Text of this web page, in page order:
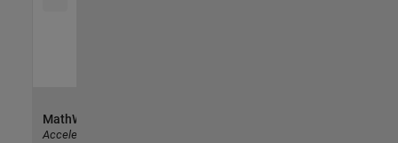
MathWorks
Accelerating